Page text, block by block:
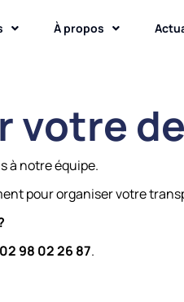
À propos
votre
à notre équipe.
pour organiser votre
02 98 02 26 87.